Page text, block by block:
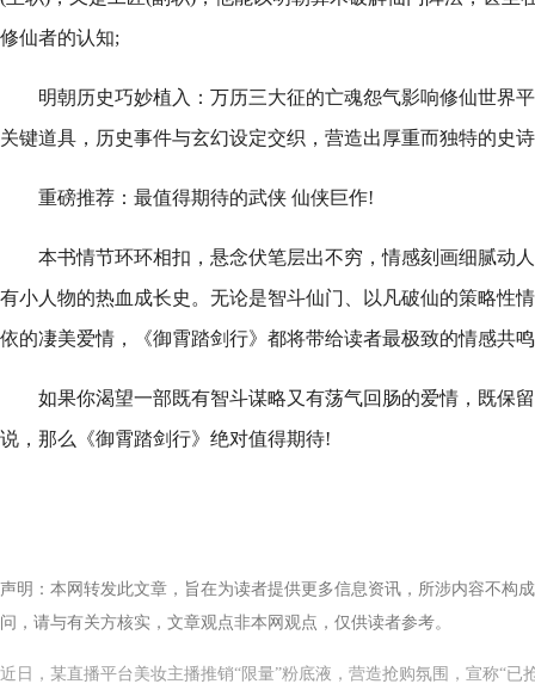
修仙者的认知;
明朝历史巧妙植入：万历三大征的亡魂怨气影响修仙世界
关键道具，历史事件与玄幻设定交织，营造出厚重而独特的史
重磅推荐：最值得期待的武侠 仙侠巨作!
本书情节环环相扣，悬念伏笔层出不穷，情感刻画细腻动
有小人物的热血成长史。无论是智斗仙门、以凡破仙的策略性
依的凄美爱情，《御霄踏剑行》都将带给读者最极致的情感共
如果你渴望一部既有智斗谋略又有荡气回肠的爱情，既保
说，那么《御霄踏剑行》绝对值得期待!
声明：本网转发此文章，旨在为读者提供更多信息资讯，所涉内容不构
问，请与有关方核实，文章观点非本网观点，仅供读者参考。
近日，某直播平台美妆主播推销“限量”粉底液，营造抢购氛围，宣称“已